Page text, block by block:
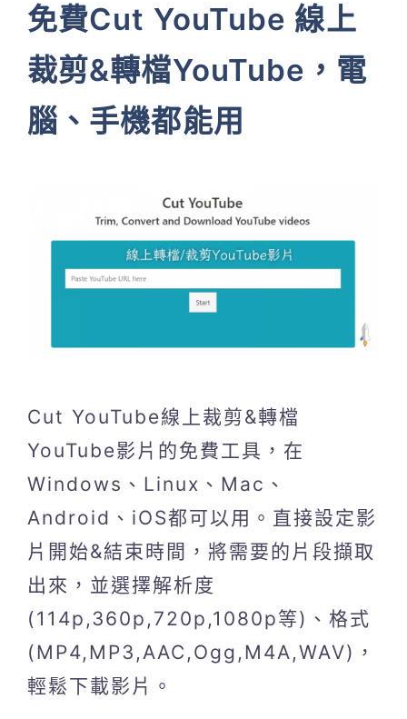
免費Cut YouTube 線上
裁剪&轉檔YouTube，電
腦、手機都能用
Cut YouTube線上裁剪&轉檔
YouTube影片的免費工具，在
Windows、Linux、Mac、
Android、iOS都可以用。直接設定影
片開始&結束時間，將需要的片段擷取
出來，並選擇解析度
(114p,360p,720p,1080p等)、格式
(MP4,MP3,AAC,Ogg,M4A,WAV)，
輕鬆下載影片。